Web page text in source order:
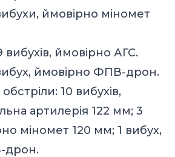
ймовірно міномет
вибухів, ймовірно АГС.
ймовірно ФПВ-дрон.
10 вибухів,
артилерія 122 мм; 3
міномет 120 мм; 1 вибух,
дрон.